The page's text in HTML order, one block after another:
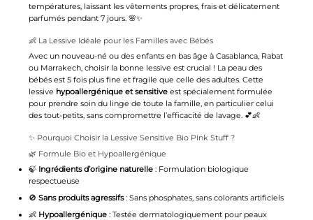
températures, laissant les vêtementspropres, frais et délicatement
parfumés pendant 7 jours. 🌸✨
👶 La Lessive Idéale pour les Familles avec Bébés
Avec un nouveau-né ou des enfants en bas âge à Casablanca, Rabat
ou Marrakech, choisir la bonne lessive est crucial ! La peau des
bébés est 5 fois plus fine et fragile que celle des adultes. Cette
lessive hypoallergénique et sensitiveest spécialement formulée
pour prendre soin du linge de toute la famille, en particulier celui
des tout-petits, sans compromettre l’efficacité de lavage. 💕👶
✨ Pourquoi Choisir la Lessive Sensitive Bio Pink Stuff ?
🌿 Formule Bio et Hypoallergénique
🍃 Ingrédients d’origine naturelle: Formulation biologique
respectueuse
🚫 Sans produits agressifs: Sans phosphates, sans colorants artificiels
👶 Hypoallergénique: Testée dermatologiquement pour peaux